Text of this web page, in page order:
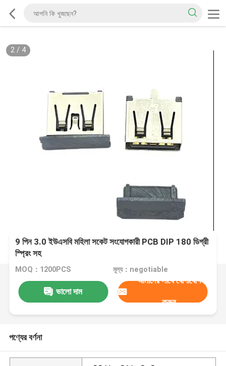
2/ 4
9 পিন 3.0 ইউএসবি মহিলা সকেট সংযোগকারী PCB DIP 180 ডিগ্রী
স্প্রিং সহ
MOQ：1200PCS মূল্য：negotiable
ভালো দাম
আমাদের সাথে যোগাযোগ
করুন
পণ্যের বর্ণনা